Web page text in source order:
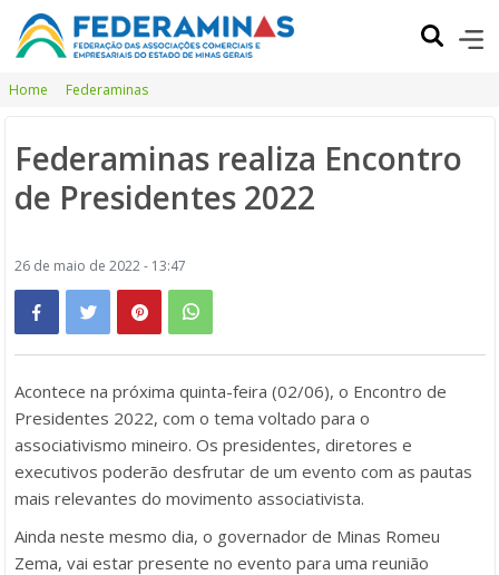
Home Federaminas
Federaminas realiza Encontro
de Presidentes 2022
26 de maio de 2022 - 13:47
Acontece na próxima quinta-feira (02/06), o Encontro de
Presidentes 2022, com o tema voltado para o
associativismo mineiro. Os presidentes, diretores e
executivos poderão desfrutar de um evento com as pautas
mais relevantes do movimento associativista.
Ainda neste mesmo dia, o governador de Minas Romeu
Zema, vai estar presente no evento para uma reunião